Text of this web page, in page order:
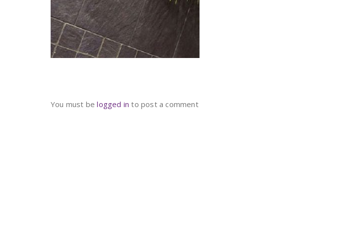
You must belogged in to post a comment